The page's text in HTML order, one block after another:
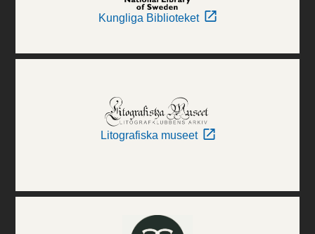
Kungliga Biblioteket
Litografiska museet